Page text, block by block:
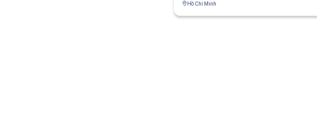
Hồ Chí Minh